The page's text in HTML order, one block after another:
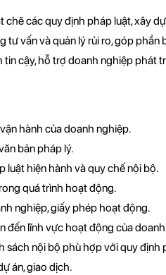
các quy định pháp luật, xây
vấn và quản lý rủi ro, góp
cậy, hỗ trợ doanh nghiệp phát
hành của doanh nghiệp.
bản pháp lý.
hiện hành và quy chế nội bộ.
quá trình hoạt động.
nghiệp, giấy phép hoạt động.
đến lĩnh vực hoạt động của
sách nội bộ phù hợp với quy định
án, giao dịch.